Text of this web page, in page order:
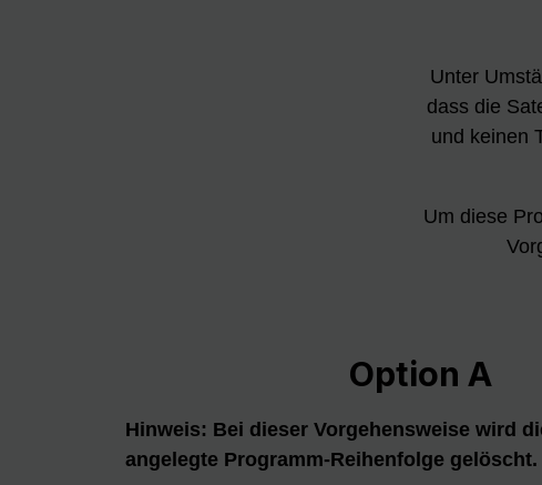
Unter
dass die
und keinen
Um diese
Option A
Hinweis: Bei dieser Vorgehensweise wird
angelegte Programm-Reihenfolge gelöscht.